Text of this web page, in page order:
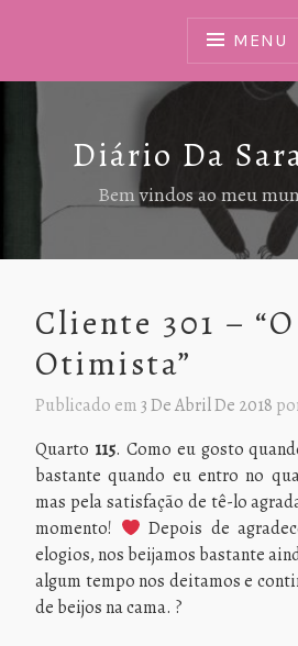
MENU
Diário Da
Bem vindos ao meu
Cliente 301 – “O
Otimista”
Publicado em3 De Abril De 2018
Quarto 115. Como eu gosto
bastante quando eu entro no
mas pela satisfação de tê-lo
momento!
Depois de
elogios, nos beijamos bastante
algum tempo nos deitamos e
de beijos na cama. ?